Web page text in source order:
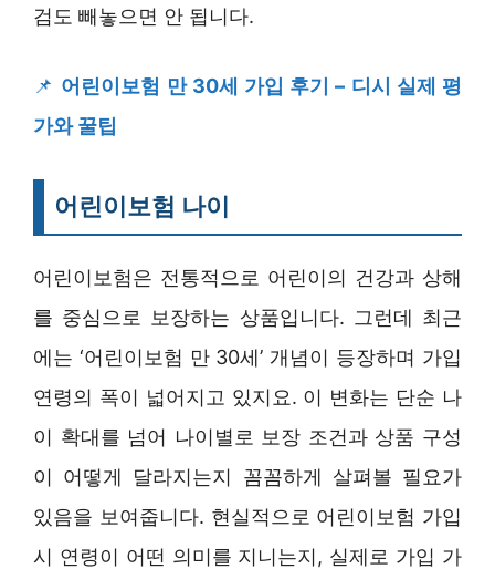
검도 빼놓으면 안 됩니다.
📌 어린이보험 만 30세 가입 후기 – 디시 실제 평
가와 꿀팁
어린이보험 나이
어린이보험은 전통적으로 어린이의 건강과 상해
를 중심으로 보장하는 상품입니다. 그런데 최근
에는 ‘어린이보험 만 30세’ 개념이 등장하며 가입
연령의 폭이 넓어지고 있지요. 이 변화는 단순 나
이 확대를 넘어 나이별로 보장 조건과 상품 구성
이 어떻게 달라지는지 꼼꼼하게 살펴볼 필요가
있음을 보여줍니다. 현실적으로 어린이보험 가입
시 연령이 어떤 의미를 지니는지, 실제로 가입 가